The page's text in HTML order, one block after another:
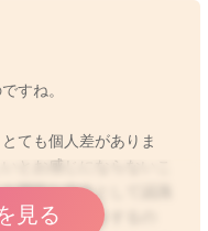
すね。
ても個人差がありま
とお感じにならないこ
特別な存在として認識
よ。後追いをするの
見る